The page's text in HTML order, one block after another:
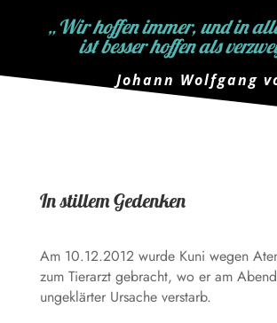
„Wir hoffen immer, und in
ist besser hoffen als
Johann Wolfgang
In stillem Gedenken
Am 10.12.2012 wurde Kuni wegen
zum Tierarzt gebracht, wo er am
ungeklärter Ursache verstarb.